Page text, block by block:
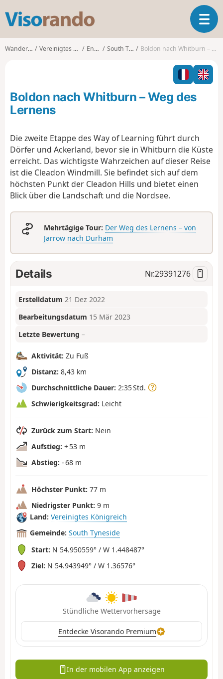
s
o
T
o
l
e
n
t
i
Wanderungen Vereinigtes Königreich England South Tyneside Boldon nach Whitburn – Weg des Lernens
Boldon nach Whitburn – Weg des
Lernens
Die zweite Etappe des Way of Learning führt durch
Dörfer und Ackerland, bevor sie in Whitburn die Küste
erreicht. Das wichtigste Wahrzeichen auf dieser Reise
ist die Cleadon Windmill. Sie befindet sich auf dem
höchsten Punkt der Cleadon Hills und bietet einen
Blick über die Landschaft und die Nordsee.
Mehrtägige Tour: Der Weg des Lernens – von
Jarrow nach Durham
Details Nr.29391276
Erstelldatum 21 Dez 2022
Bearbeitungsdatum 15 Mär 2023
Letzte Bewertung –
Aktivität: Zu Fuß
Distanz: 8,43 km
Durchschnittliche Dauer: 2:35 Std.
Schwierigkeitsgrad: Leicht
Zurück zum Start: Nein
Aufstieg: + 53 m
Abstieg: - 68 m
Höchster Punkt: 77 m
Niedrigster Punkt: 9 m
Land: Vereinigtes Königreich
Gemeinde: South Tyneside
Start: N 54.950559° / W 1.448487°
Ziel: N 54.943949° / W 1.36576°
Stündliche Wettervorhersage
Entdecke Visorando Premium
In der mobilen App anzeigen